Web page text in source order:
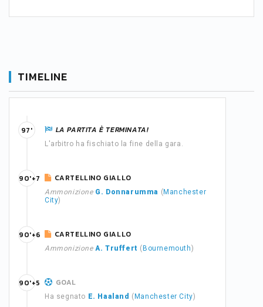
TIMELINE
LA PARTITA È TERMINATA!
L'arbitro ha fischiato la fine della gara.
97'
CARTELLINO GIALLO
Ammonizione G. Donnarumma ( Manchester
City)
90'+7
CARTELLINO GIALLO
Ammonizione A. Truffert ( Bournemouth)
90'+6
GOAL
Ha segnato E. Haaland ( Manchester City)
90'+5